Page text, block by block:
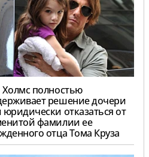
Холмс полностью
решение дочери
юридически отказаться от
фамилии ее
отца Тома Круза